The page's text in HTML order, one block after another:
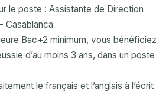
le poste : Assistante de Direction
Casablanca
Bac+2 minimum, vous bénéficiez
d’au moins 3 ans, dans un poste
le français et l’anglais à l’écrit